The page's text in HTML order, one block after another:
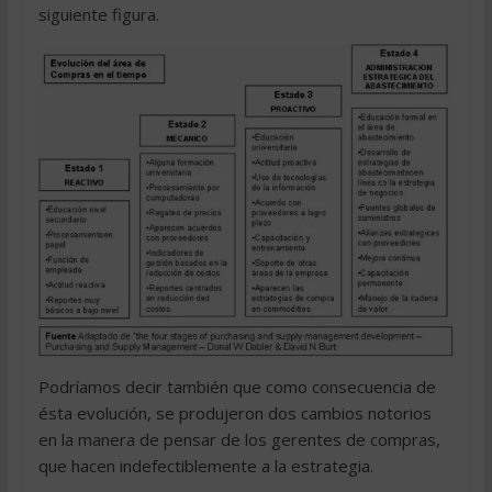
siguiente figura.
Podríamos decir también que como consecuencia de
ésta evolución, se produjeron dos cambios notorios
en la manera de pensar de los gerentes de compras,
que hacen indefectiblemente a la estrategia.